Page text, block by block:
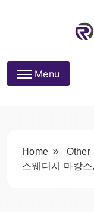
Rabbit
Menu
Home
Other
스웨디시 마캉